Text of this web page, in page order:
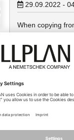
29.09.2022 -
When copying
computers, the